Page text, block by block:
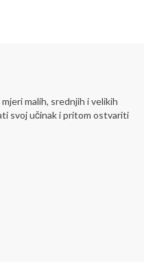
malih, srednjih i velikih
svoj učinak i pritom ostvariti